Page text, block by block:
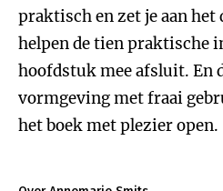
praktisch en zet je aan het
helpen de tien praktische
hoofdstuk mee afsluit. En
vormgeving met fraai
het boek met plezier open.